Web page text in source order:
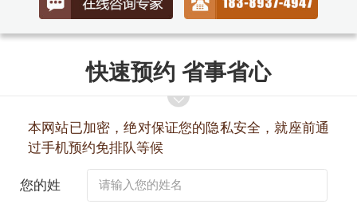
快速预约 省事省心
本网站已加密，绝对保证您的隐私安全，就座前通
过手机预约免排队等候
您的姓